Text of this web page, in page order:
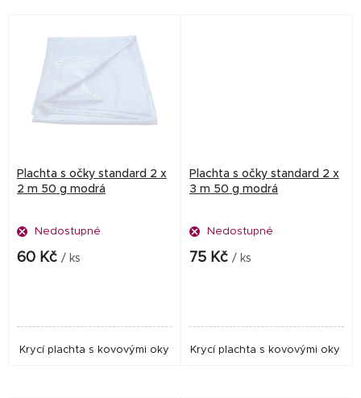
Plachta s očky standard 2 x
2 m 50 g modrá
Nedostupné
60 Kč / ks
Krycí plachta s kovovými oky
Plachta s očky standard 2 x
3 m 50 g modrá
Nedostupné
75 Kč / ks
Krycí plachta s kovovými oky